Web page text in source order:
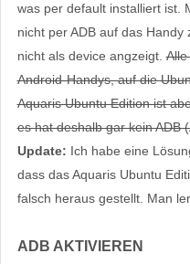
was per default installiert ist.
nicht per ADB auf das
nicht als device angzeigt.Alle
Android-Handys, auf die
Aquaris Ubuntu Edition ist
es hat deshalb gar kein ADB
Update: Ich habe eine
dass das Aquaris Ubuntu
falsch heraus gestellt. Man
ADB AKTIVIEREN